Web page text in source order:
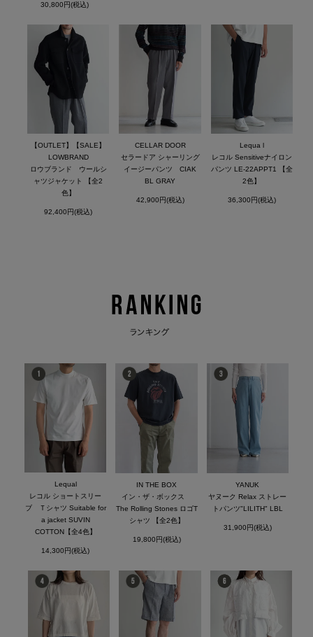
30,800円(税込)
【OUTLET】【SALE】
LOWBRAND
ロウブランド ウールシ
ャツジャケット 【全2
色】
92,400円(税込)
CELLAR DOOR
セラードア シャーリング
イージーパンツ CIAK
BL GRAY
42,900円(税込)
Lequa l
レコル Sensitiveナイロン
パンツ LE-22APPT1 【全
2色】
36,300円(税込)
Lequal
レコル ショートスリー
ブ Ｔシャツ Suitable for
a jacket SUVIN
COTTON【全4色】
14,300円(税込)
IN THE BOX
イン・ザ・ボックス
The Rolling Stones ロゴT
シャツ 【全2色】
19,800円(税込)
YANUK
ヤヌーク Relax ストレー
トパンツ"LILITH" LBL
31,900円(税込)